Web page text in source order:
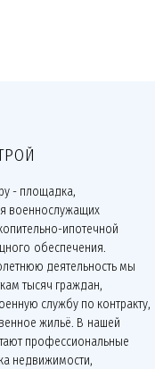
- площадка,
военнослужащих
ипотечной
обеспечения.
деятельность мы
тысяч граждан,
службу по контракту,
жильё. В нашей
профессиональные
недвижимости,